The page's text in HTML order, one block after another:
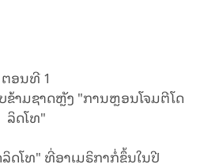
ຕອນ​ທີ 1
າມຊາດ​ຫຼັງ "ການຫຼອນໂຈມຕີໂດ
ລິດໂທ"
ດໂທ" ທີ່ອາເມຣິກາ​ກໍ່ຂຶ້ນ​ໃນປີ